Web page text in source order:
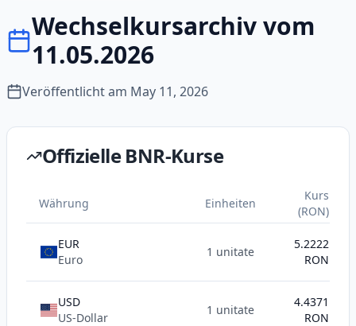
Wechselkursarchiv vom
11.05.2026
Veröffentlicht am May 11, 2026
Offizielle BNR-Kurse
Währung Einheiten
Kurs
(RON)
EUR
Euro
1 unitate
5.2222
RON
USD
US-Dollar
1 unitate
4.4371
RON